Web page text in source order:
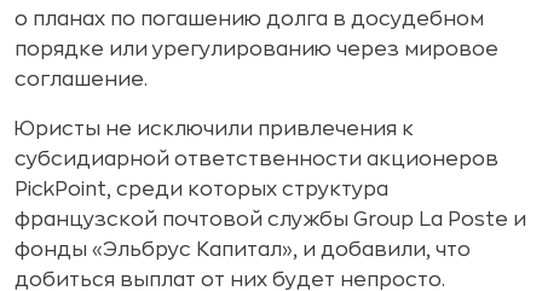
о планах по погашению долга в досудебном
порядке или урегулированию через мировое
соглашение.
Юристы не исключили привлечения к
субсидиарной ответственности акционеров
PickPoint, среди которых структура
французской почтовой службы Group La Poste и
фонды «Эльбрус Капитал», и добавили, что
добиться выплат от них будет непросто.